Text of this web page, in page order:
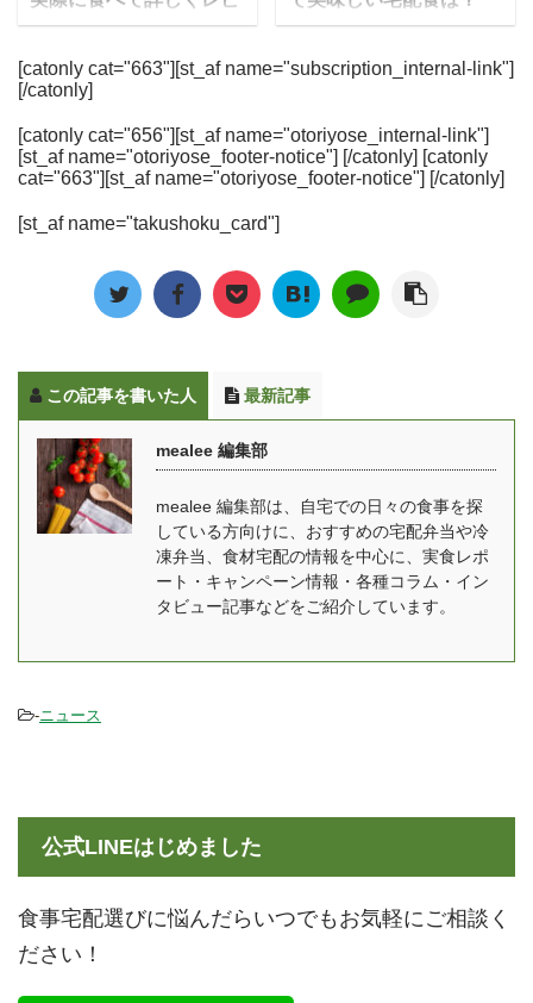
宅配を徹底比較して、人
気ランキングを作ってみ
ました。単純に安い・便
利という比較だけでな
く、安全性や商品数な
ど、実際に使う方が気に
チェックしてみました。
料金表示について 本記事
食タイプなど様々ですの
は是非チェックしてみて
下さいね。 [toc] ヴィーガ
ン向け冷凍弁当 Grino ※
イント！ 美味しさも兼ね
備えたプラントベースフ
ュー
ウェルネスダイニングは
食事制限専門の宅配食サ
分・糖質などを制限した
4つの食事制限コース
持のための2つの通常食
たいときにレンジでチン
するタイプの冷凍弁当
理キットタイプなどを宅
配で届けてくれます。 こ
の記事では、ウェルネス
ダイニングの気になる口
コミ・評判やコース別の
金額や料金、実際に頼ん
でわかった内容について
も紹介します。 美味し
い？まずい？という気に
口コミだけでなく、実際
ます ...
に参入する会社も増えた
サービスも増えてきまし
た。でも、お店や種類が
こで今回は、これまで30
社以上の食事宅配サービ
ット中の方におすすめの
エットしたい… 糖質やカ
ロリーの計算を自分です
るのは大変 コンビニや外
食だとダイエットができ
ダ ...
[catonly cat="663"][st_af name="subscription_internal-link"]
[/catonly]
[catonly cat="656"][st_af name="otoriyose_internal-link"]
[st_af name="otoriyose_footer-notice"] [/catonly] [catonly
cat="663"][st_af name="otoriyose_footer-notice"] [/catonly]
[st_af name="takushoku_card"]
この記事を書いた人 最新記事
mealee 編集部
mealee 編集部は、自宅での日々の食事を探
している方向けに、おすすめの宅配弁当や冷
凍弁当、食材宅配の情報を中心に、実食レポ
ート・キャンペーン情報・各種コラム・イン
タビュー記事などをご紹介しています。
-ニュース
公式LINEはじめました
食事宅配選びに悩んだらいつでもお気軽にご相談く
ださい！